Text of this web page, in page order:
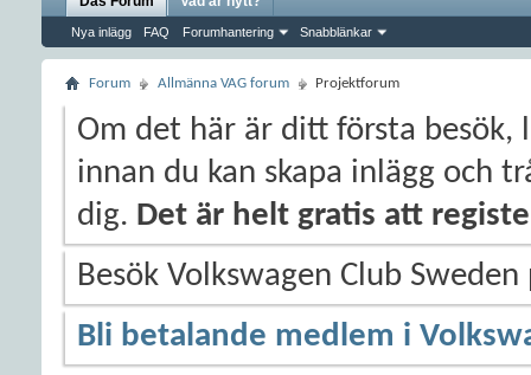
Nya inlägg FAQ Forumhantering Snabblänkar
Forum Allmänna VAG forum Projektforum
Om det här är ditt första besök,
innan du kan skapa inlägg och
dig. Det är helt gratis att
Besök Volkswagen Club
Bli betalande medlem i